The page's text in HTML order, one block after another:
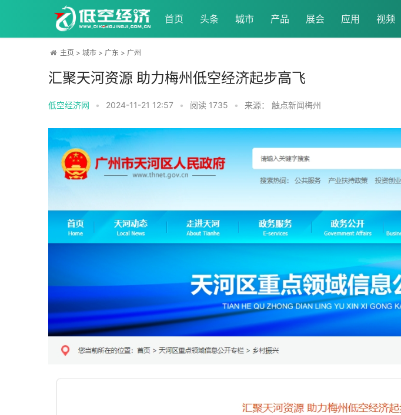
首页 头条 城市 产品 展会 应用 视频
主页 > 城市 > 广东 > 广州
汇聚天河资源 助力梅州低空经济起步高飞
低空经济网 • 2024-11-21 12:57 • 阅读 1735 • 来源： 触点新闻梅州